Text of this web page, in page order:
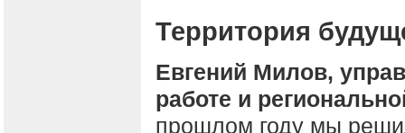
Территория
Евгений Милов,
работе и
прошлом году мы